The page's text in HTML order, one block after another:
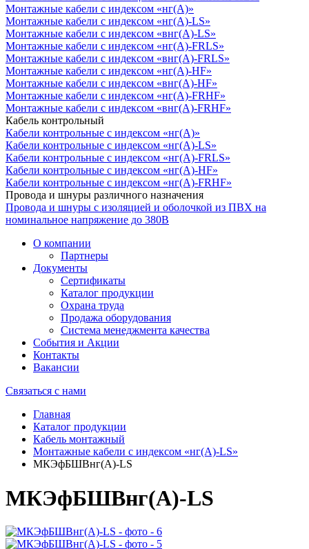
Монтажные кабели с индексом «нг(А)»
Монтажные кабели с индексом «нг(А)-LS»
Монтажные кабели с индексом «внг(А)-LS»
Монтажные кабели с индексом «нг(А)-FRLS»
Монтажные кабели с индексом «внг(А)-FRLS»
Монтажные кабели с индексом «нг(А)-HF»
Монтажные кабели с индексом «внг(А)-HF»
Монтажные кабели с индексом «нг(А)-FRHF»
Монтажные кабели с индексом «внг(А)-FRHF»
Кабель контрольный
Кабели контрольные с индексом «нг(А)»
Кабели контрольные с индексом «нг(А)-LS»
Кабели контрольные с индексом «нг(А)-FRLS»
Кабели контрольные с индексом «нг(А)-HF»
Кабели контрольные с индексом «нг(А)-FRHF»
Провода и шнуры различного назначения
Провода и шнуры с изоляцией и оболочкой из ПВХ на
номинальное напряжение до 380В
О компании
Партнеры
Документы
Сертификаты
Каталог продукции
Охрана труда
Продажа оборудования
Система менеджмента качества
События и Акции
Контакты
Вакансии
Связаться с нами
Главная
Каталог продукции
Кабель монтажный
Монтажные кабели с индексом «нг(А)-LS»
МКЭфБШВнг(А)-LS
МКЭфБШВнг(А)-LS